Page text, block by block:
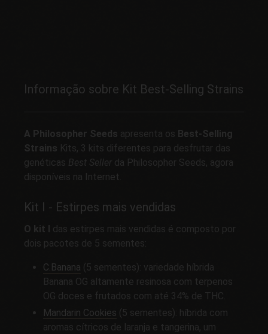
Informação sobre Kit Best-Selling Strains
A Philosopher Seeds apresenta os Best-Selling
Strains Kits, 3 kits diferentes para desfrutar das
genéticas Best Seller da Philosopher Seeds, agora
disponíveis na Internet.
Kit I - Estirpes mais vendidas
O kit I das estirpes mais vendidas é composto por
dois pacotes de 5 sementes:
C.Banana (5 sementes): variedade híbrida
Banana OG altamente resinosa com terpenos
OG doces e frutados com até 34% de THC.
Mandarin Cookies (5 sementes): híbrida com
aromas cítricos de laranja e tangerina, um